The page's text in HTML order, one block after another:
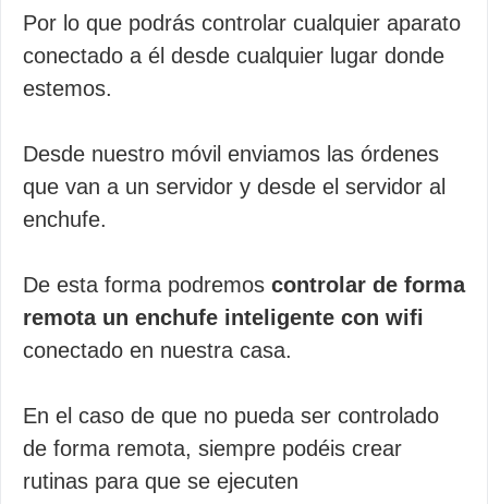
Por lo que podrás controlar cualquier aparato
conectado a él desde cualquier lugar donde
estemos.
Desde nuestro móvil enviamos las órdenes
que van a un servidor y desde el servidor al
enchufe.
De esta forma podremos controlar de forma
remota un enchufe inteligente con wifi
conectado en nuestra casa.
En el caso de que no pueda ser controlado
de forma remota, siempre podéis crear
rutinas para que se ejecuten